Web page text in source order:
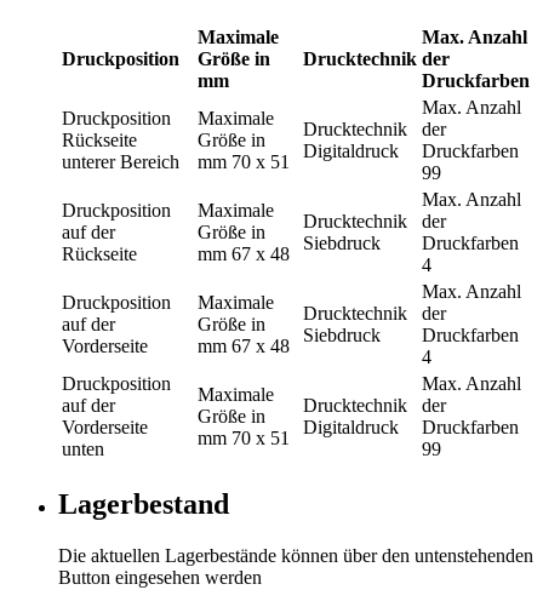
Druckposition
Maximale
Größe in
mm
Drucktechnik
Max. Anzahl
der
Druckfarben
Druckposition
Rückseite
unterer Bereich
Maximale
Größe in
mm 70 x 51
Drucktechnik
Digitaldruck
Max. Anzahl
der
Druckfarben
99
Druckposition
auf der
Rückseite
Maximale
Größe in
mm 67 x 48
Drucktechnik
Siebdruck
Max. Anzahl
der
Druckfarben
4
Druckposition
auf der
Vorderseite
Maximale
Größe in
mm 67 x 48
Drucktechnik
Siebdruck
Max. Anzahl
der
Druckfarben
4
Druckposition
auf der
Vorderseite
unten
Maximale
Größe in
mm 70 x 51
Drucktechnik
Digitaldruck
Max. Anzahl
der
Druckfarben
99
Lagerbestand
Die aktuellen Lagerbestände können über den untenstehenden
Button eingesehen werden